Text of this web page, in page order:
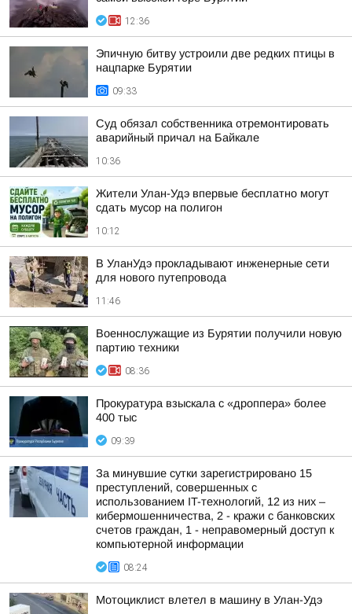
12:36
Эпичную битву устроили две редких птицы в
нацпарке Бурятии
09:33
Суд обязал собственника отремонтировать
аварийный причал на Байкале
10:36
Жители Улан-Удэ впервые бесплатно могут
сдать мусор на полигон
10:12
В УланУдэ прокладывают инженерные сети
для нового путепровода
11:46
Военнослужащие из Бурятии получили новую
партию техники
08:36
Прокуратура взыскала с «дроппера» более
400 тыс
09:39
За минувшие сутки зарегистрировано 15
преступлений, совершенных с
использованием IT-технологий, 12 из них –
кибермошенничества, 2 - кражи с банковских
счетов граждан, 1 - неправомерный доступ к
компьютерной информации
08:24
Мотоциклист влетел в машину в Улан-Удэ